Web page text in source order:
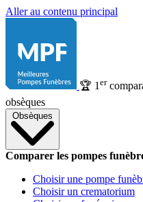
Aller au contenu principal
🏆 1 er
obsèques
Obsèques
Comparer les pompes
Choisir une pompe
Choisir un crematorium